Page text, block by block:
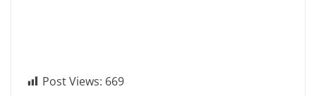
Post Views: 669